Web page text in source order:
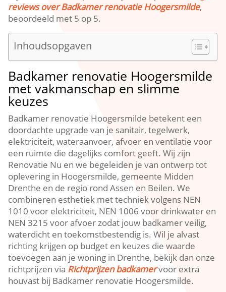
reviews over Badkamer renovatie Hoogersmilde,
beoordeeld met 5 op 5.
Inhoudsopgaven
Badkamer renovatie Hoogersmilde
met vakmanschap en slimme
keuzes
Badkamer renovatie Hoogersmilde betekent een
doordachte upgrade van je sanitair, tegelwerk,
elektriciteit, wateraanvoer, afvoer en ventilatie voor
een ruimte die dagelijks comfort geeft. Wij zijn
Renovatie Nu en we begeleiden je van ontwerp tot
oplevering in Hoogersmilde, gemeente Midden
Drenthe en de regio rond Assen en Beilen. We
combineren esthetiek met techniek volgens NEN
1010 voor elektriciteit, NEN 1006 voor drinkwater en
NEN 3215 voor afvoer zodat jouw badkamer veilig,
waterdicht en toekomstbestendig is. Wil je alvast
richting krijgen op budget en keuzes die waarde
toevoegen aan je woning in Drenthe, bekijk dan onze
richtprijzen via Richtprijzen badkamervoor extra
houvast bij Badkamer renovatie Hoogersmilde.